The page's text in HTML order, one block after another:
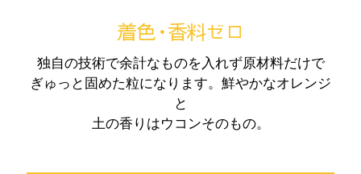
着色・香料ゼロ
独自の技術で余計なものを入れず原材料だけで
ぎゅっと固めた粒になります。鮮やかなオレンジ
と
土の香りはウコンそのもの。